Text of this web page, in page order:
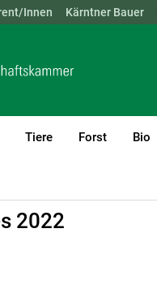
KTN NÖ OÖ SBG
Innen Kärntner Bauer
Tiere Forst Bio
2022